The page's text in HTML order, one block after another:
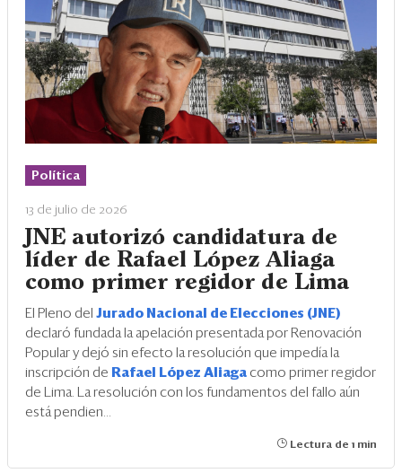
Blogs
Ranking CEO
Edición Impresa
Política
13 de julio de 2026
JNE autorizó candidatura de
líder de Rafael López Aliaga
como primer regidor de Lima
El Pleno del Jurado Nacional de Elecciones (JNE)
declaró fundada la apelación presentada por Renovación
Popular y dejó sin efecto la resolución que impedía la
inscripción de Rafael López Aliaga como primer regidor
de Lima. La resolución con los fundamentos del fallo aún
está pendien...
Lectura de 1 min